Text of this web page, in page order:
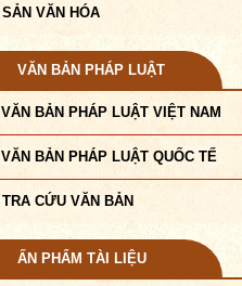
SẢN VĂN HÓA
VĂN BẢN PHÁP LUẬT
VĂN BẢN PHÁP LUẬT VIỆT NAM
VĂN BẢN PHÁP LUẬT QUỐC TẾ
TRA CỨU VĂN BẢN
ẤN PHẨM TÀI LIỆU